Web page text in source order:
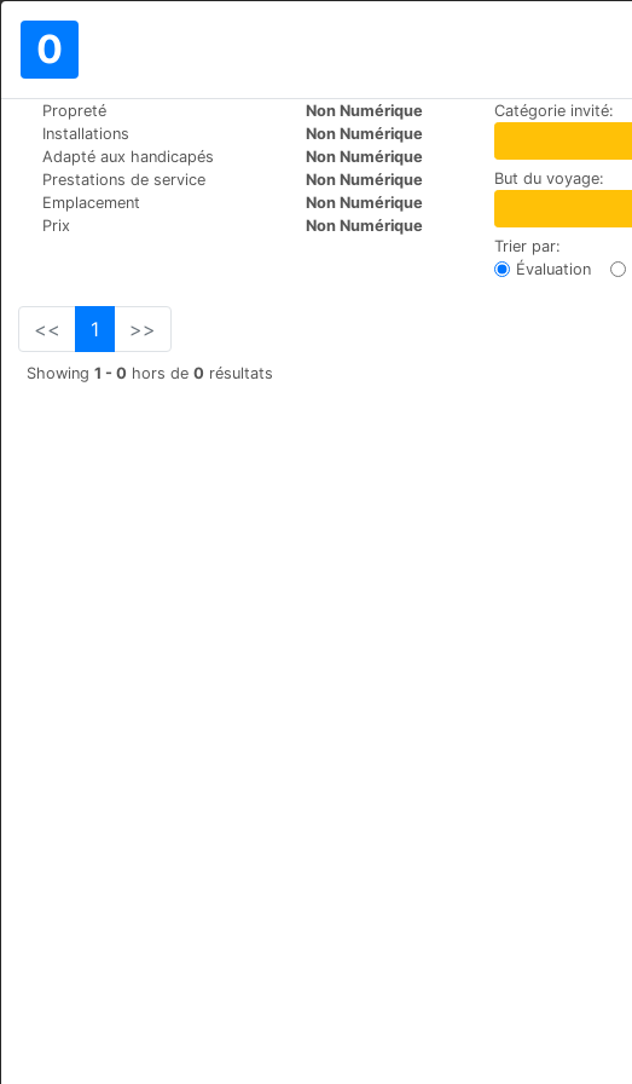
0
Propreté
Non Numérique
Installations
Non Numérique
Adapté aux handicapés
Non Numérique
Prestations de service
Non Numérique
Emplacement
Non Numérique
Prix
Non Numérique
Catégorie invité:
But du voyage:
Trier par:
Évaluation
<< 1 >>
Showing 1 - 0 hors de 0 résultats
Le Monde Urgup
Dere Suites Cappadocia
Dereler Mah. No:49, 50400